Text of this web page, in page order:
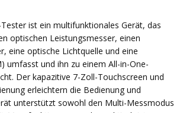
ist ein multifunktionales Gerät, das
optischen Leistungsmesser, einen
eine optische Lichtquelle und eine
umfasst und ihn zu einem All-in-One-
Der kapazitive 7-Zoll-Touchscreen und
erleichtern die Bedienung und
unterstützt sowohl den Multi-Messmodus